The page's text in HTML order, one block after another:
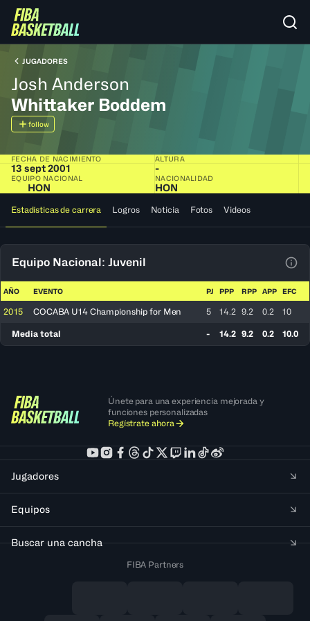
JUGADORES
Josh Anderson
Whittaker Boddem
follow
FECHA DE NACIMIENTO
13 sept 2001
ALTURA
-
EQUIPO NACIONAL
HON
NACIONALIDAD
HON
Estadísticas de carrera Logros Noticia Fotos Videos
Equipo Nacional: Juvenil
AÑO EVENTO PJ PPP RPP APP EFC
2015 COCABA U14 Championship for Men 5 14.2 9.2 0.2 10
Media total - 14.2 9.2 0.2 10.0
Únete para una experiencia mejorada y
funciones personalizadas
Regístrate ahora
Jugadores
Equipos
Buscar una cancha
FIBA Partners